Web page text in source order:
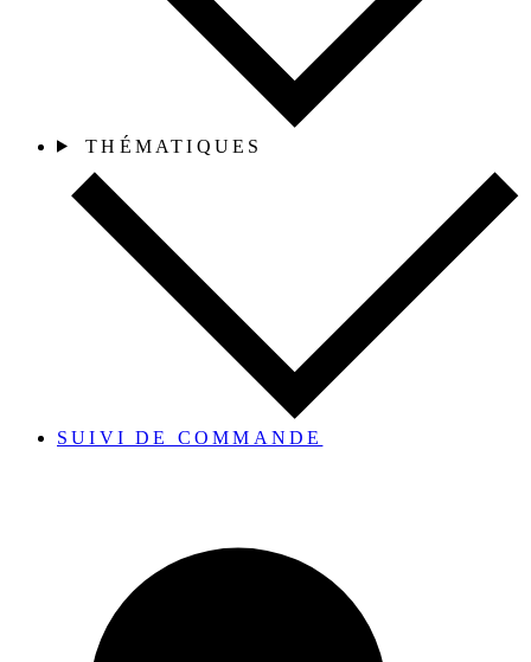
THÉMATIQUES
SUIVI DE COMMANDE